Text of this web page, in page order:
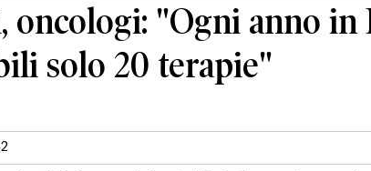
oncologi: "Ogni anno in
solo 20 terapie"